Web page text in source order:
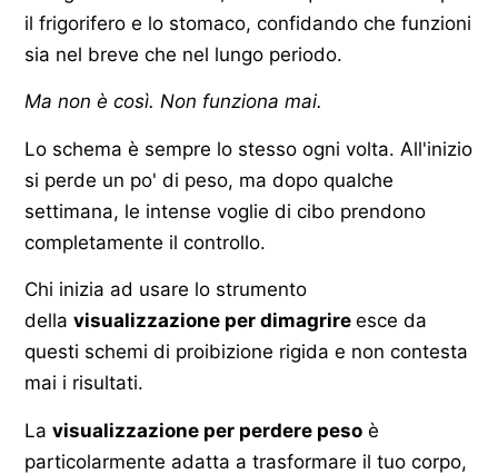
il frigorifero e lo stomaco, confidando che funzioni
sia nel breve che nel lungo periodo.
Ma non è così. Non funziona mai.
Lo schema è sempre lo stesso ogni volta. All'inizio
si perde un po' di peso, ma dopo qualche
settimana, le intense voglie di cibo prendono
completamente il controllo.
Chi inizia ad usare lo strumento
della visualizzazione per dimagrire esce da
questi schemi di proibizione rigida e non contesta
mai i risultati.
La visualizzazione per perdere peso è
particolarmente adatta a trasformare il tuo corpo,